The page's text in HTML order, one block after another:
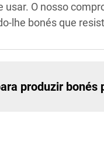
usar. O nosso
lhe bonés que
produzir bonés